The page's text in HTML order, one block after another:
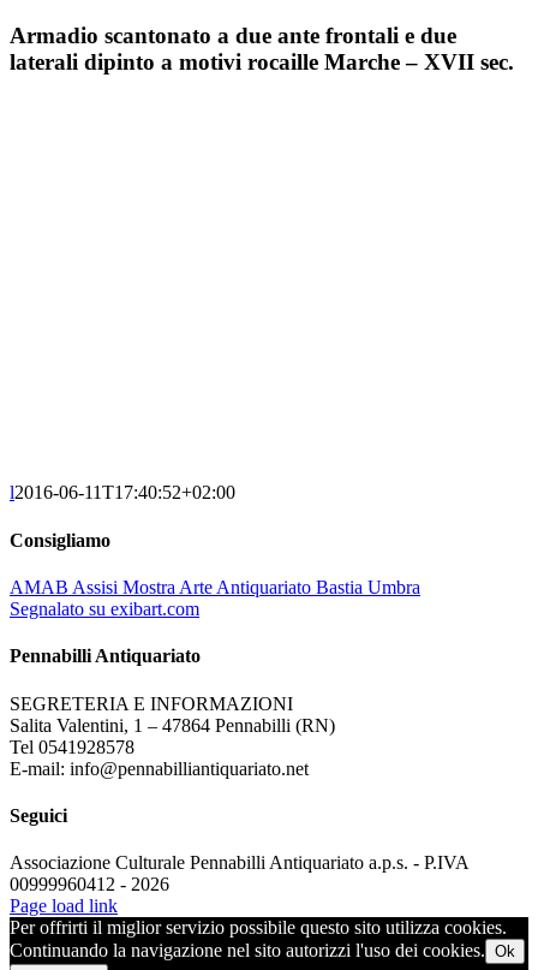
Armadio scantonato a due ante frontali e due
laterali dipinto a motivi rocaille Marche – XVII sec.
l2016-06-11T17:40:52+02:00
Consigliamo
AMAB Assisi Mostra Arte Antiquariato Bastia Umbra
Segnalato su exibart.com
Pennabilli Antiquariato
SEGRETERIA E INFORMAZIONI
Salita Valentini, 1 – 47864 Pennabilli (RN)
Tel 0541928578
E-mail: info@pennabilliantiquariato.net
Seguici
Associazione Culturale Pennabilli Antiquariato a.p.s. - P.IVA
00999960412 - 2026
Page load link
Per offrirti il miglior servizio possibile questo sito utilizza cookies.
Continuando la navigazione nel sito autorizzi l'uso dei cookies. Ok